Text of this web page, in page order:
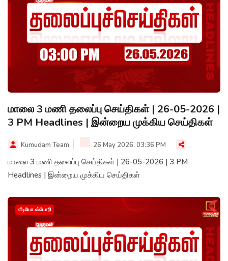
மாலை 3 மணி தலைப்பு செய்திகள் | 26-05-2026 |
3 PM Headlines | இன்றைய முக்கிய செய்திகள்
Kumudam Team 26 May 2026, 03:36 PM
மாலை 3 மணி தலைப்பு செய்திகள் | 26-05-2026 | 3 PM
Headlines | இன்றைய முக்கிய செய்திகள்
வீடியோ ஸ்டோரி